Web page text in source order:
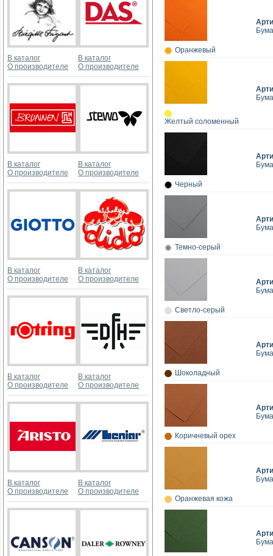
В каталог
О производителе
В каталог
О производителе
В каталог
О производителе
В каталог
О производителе
В каталог
О производителе
В каталог
О производителе
В каталог
О производителе
В каталог
О производителе
В каталог
О производителе
В каталог
О производителе
Оранжевый
Желтый соломенный
Черный
Темно-серый
Светло-серый
Шоколадный
Коричневый орех
Оранжевая кожа